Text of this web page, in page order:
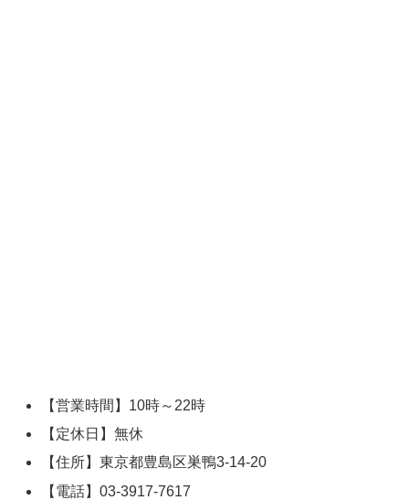
【営業時間】10時～22時
【定休日】無休
【住所】東京都豊島区巣鴨3-14-20
【電話】03-3917-7617